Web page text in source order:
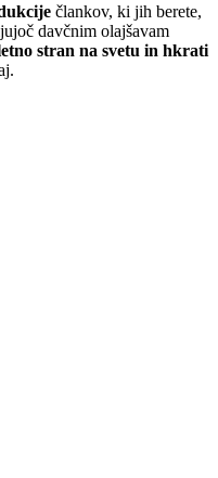
člankov, ki jih berete,
davčnim olajšavam
stran na svetu in hkrati